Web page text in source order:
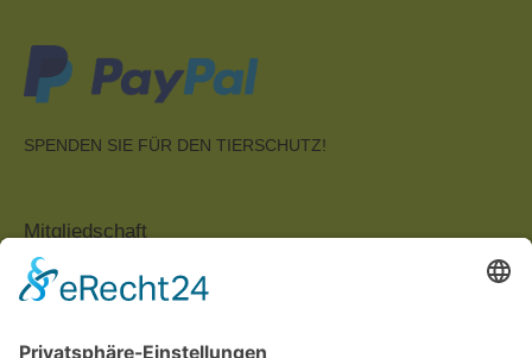
SPENDEN SIE FÜR DEN TIERSCHUTZ!
Mitgliedschaft